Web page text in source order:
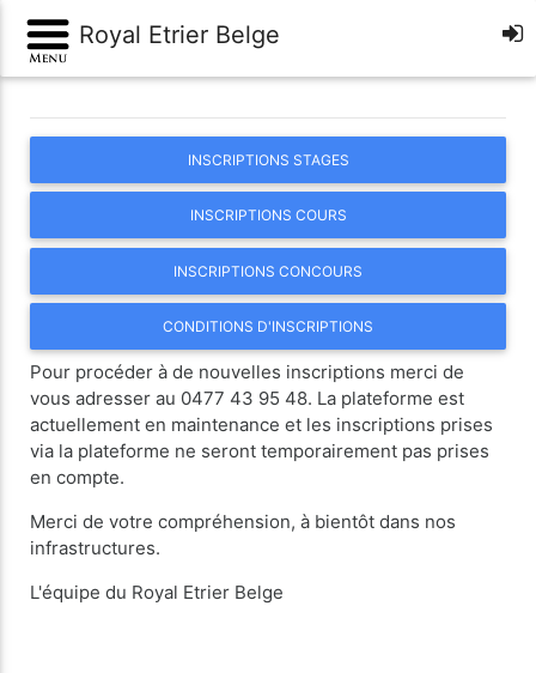
Royal Etrier Belge
INSCRIPTIONS STAGES
INSCRIPTIONS COURS
INSCRIPTIONS CONCOURS
CONDITIONS D'INSCRIPTIONS
Pour procéder à de nouvelles inscriptions merci de
vous adresser au 0477 43 95 48. La plateforme est
actuellement en maintenance et les inscriptions prises
via la plateforme ne seront temporairement pas prises
en compte.
Merci de votre compréhension, à bientôt dans nos
infrastructures.
L'équipe du Royal Etrier Belge